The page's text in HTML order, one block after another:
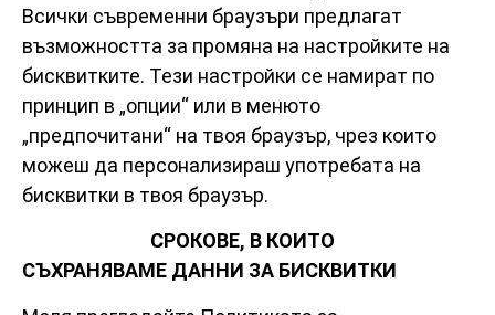
Всички съвременни браузъри предлагат
възможността за промяна на настройките на
бисквитките. Тези настройки се намират по
принцип в „опции“ или в менюто
„предпочитани“ на твоя браузър, чрез които
можеш да персонализираш употребата на
бисквитки в твоя браузър.
СРОКОВЕ, В КОИТО
СЪХРАНЯВАМЕ ДАННИ ЗА БИСКВИТКИ